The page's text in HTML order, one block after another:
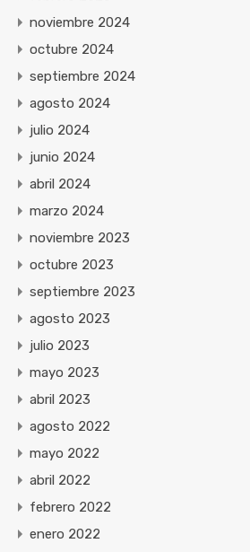
noviembre 2024
octubre 2024
septiembre 2024
agosto 2024
julio 2024
junio 2024
abril 2024
marzo 2024
noviembre 2023
octubre 2023
septiembre 2023
agosto 2023
julio 2023
mayo 2023
abril 2023
agosto 2022
mayo 2022
abril 2022
febrero 2022
enero 2022